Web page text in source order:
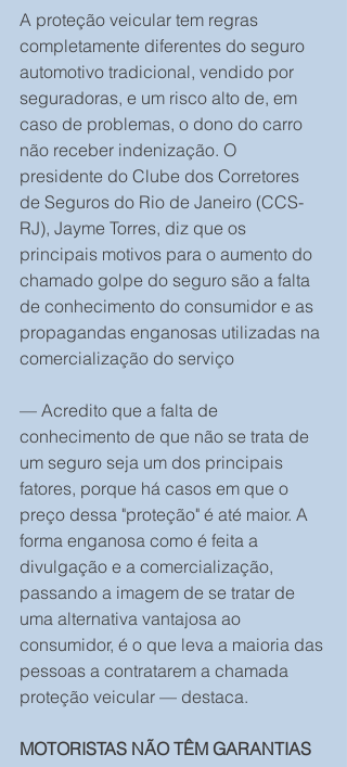
A proteção veicular tem regras
completamente diferentes do seguro
automotivo tradicional, vendido por
seguradoras, e um risco alto de, em
caso de problemas, o dono do carro
não receber indenização. O
presidente do Clube dos Corretores
de Seguros do Rio de Janeiro (CCS-
RJ), Jayme Torres, diz que os
principais motivos para o aumento do
chamado golpe do seguro são a falta
de conhecimento do consumidor e as
propagandas enganosas utilizadas na
comercialização do serviço
— Acredito que a falta de
conhecimento de que não se trata de
um seguro seja um dos principais
fatores, porque há casos em que o
preço dessa "proteção" é até maior. A
forma enganosa como é feita a
divulgação e a comercialização,
passando a imagem de se tratar de
uma alternativa vantajosa ao
consumidor, é o que leva a maioria das
pessoas a contratarem a chamada
proteção veicular — destaca.
MOTORISTAS NÃO TÊM GARANTIAS